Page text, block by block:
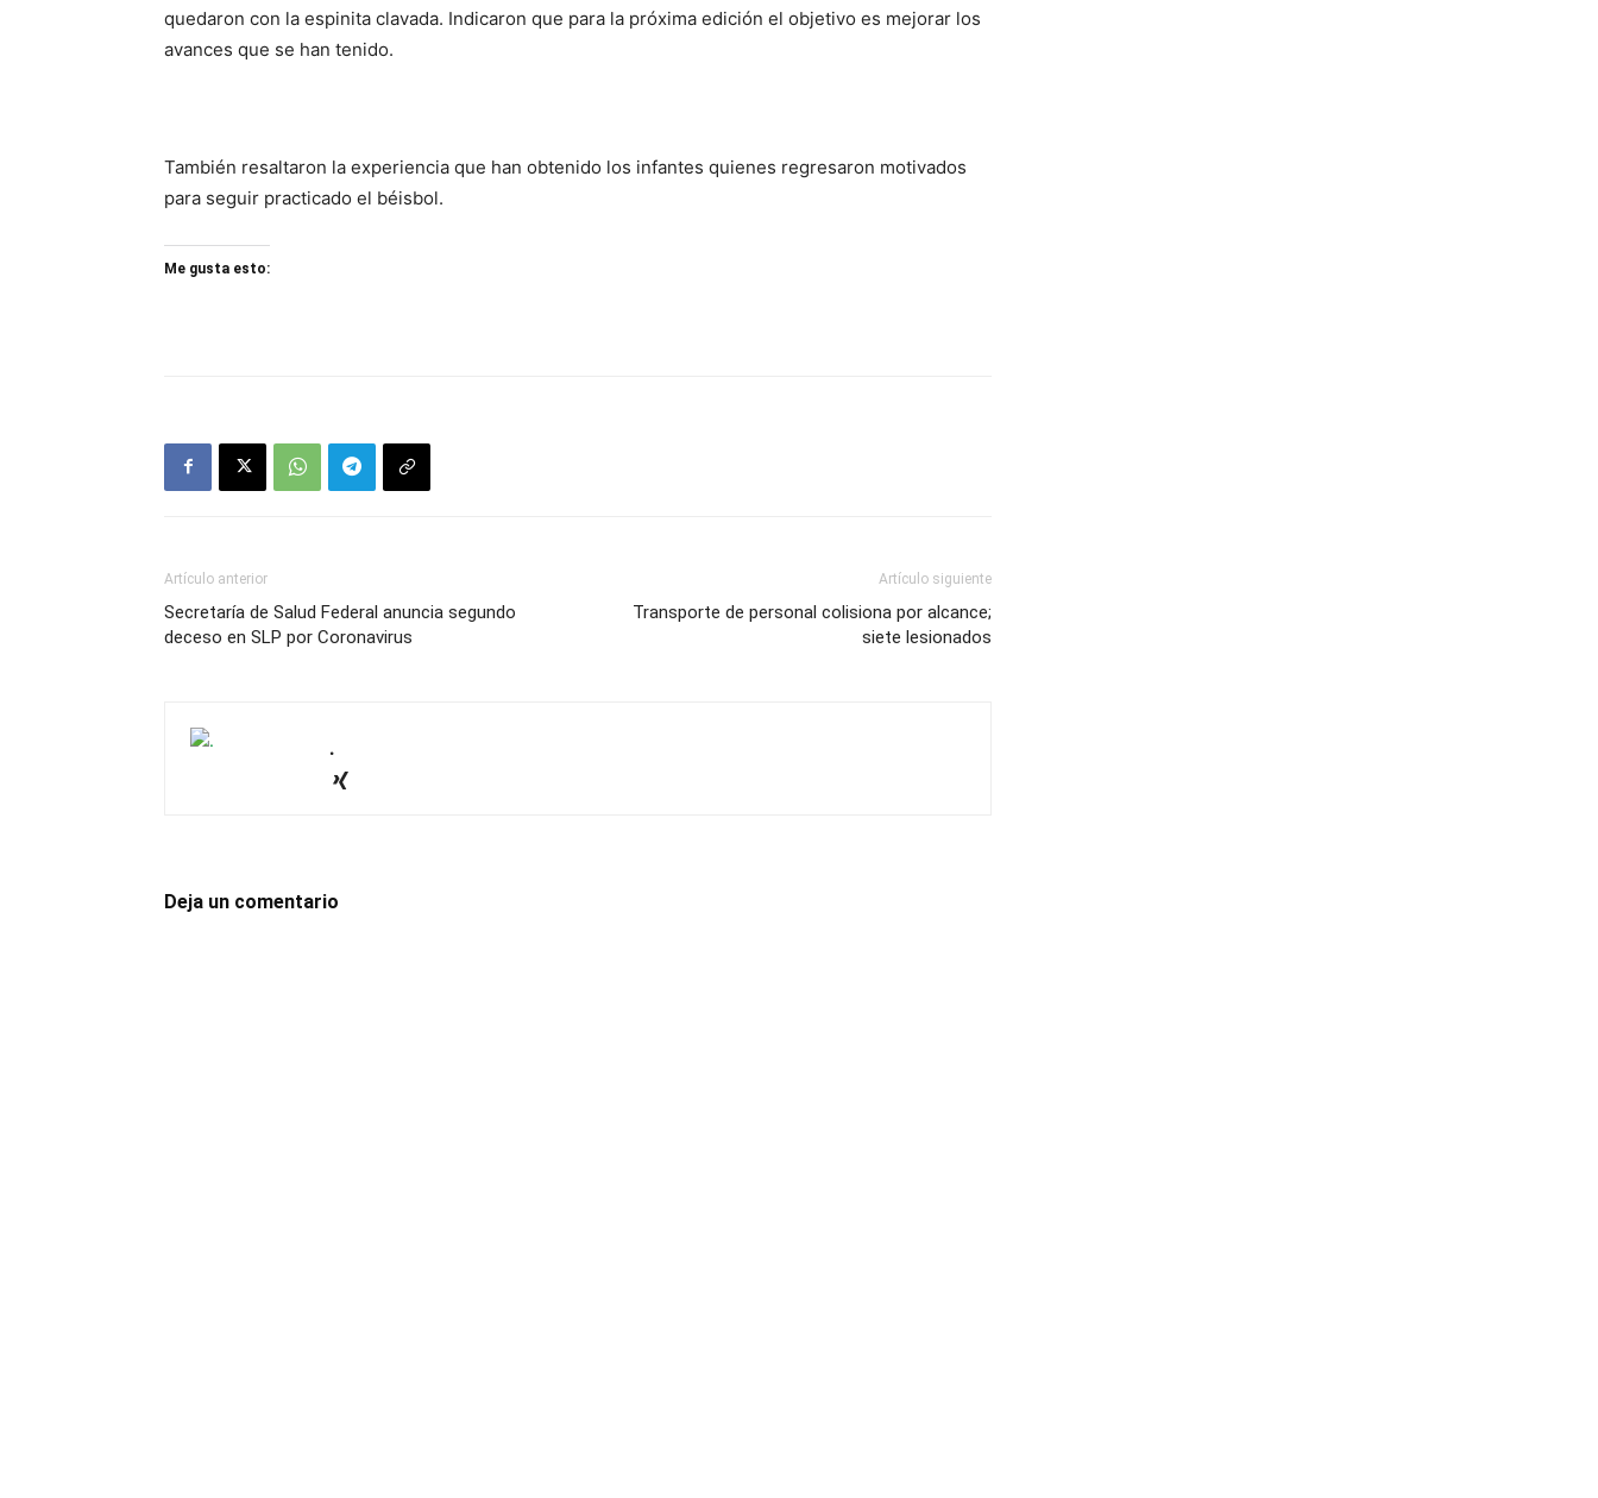
quedaron con la espinita clavada. Indicaron que para la próxima edición el objetivo es mejorar los
avances que se han tenido.
También resaltaron la experiencia que han obtenido los infantes quienes regresaron motivados
para seguir practicado el béisbol.
Me gusta esto:
Artículo anterior
Secretaría de Salud Federal anuncia segundo
deceso en SLP por Coronavirus
Artículo siguiente
Transporte de personal colisiona por alcance;
siete lesionados
.
Deja un comentario